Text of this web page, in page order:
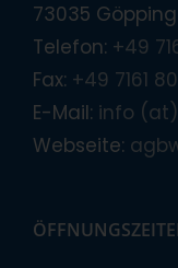
73035
Telefon: +49
Fax: +49 7161
E-Mail: info
Webseite: